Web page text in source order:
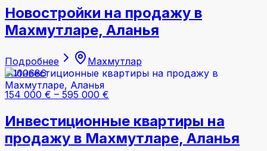
Новостройки на продажу в
Махмутларе, Аланья
Подробнее
Махмутлар
#000686
154 000 € – 595 000 €
Инвестиционные квартиры на
продажу в Махмутларе, Аланья